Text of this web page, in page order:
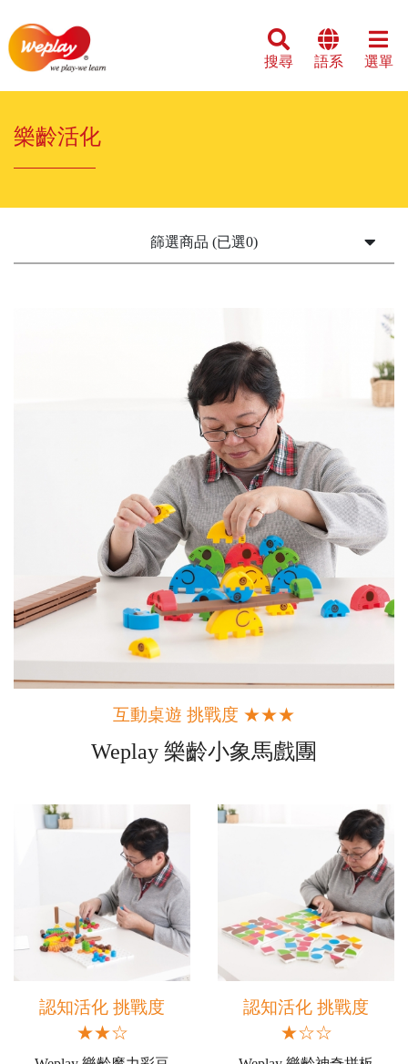
搜尋 語系 選單
樂齡活化
篩選商品 (已選0)
互動桌遊 挑戰度 ★★★
Weplay 樂齡小象馬戲團
認知活化 挑戰度
★★☆
認知活化 挑戰度
★☆☆